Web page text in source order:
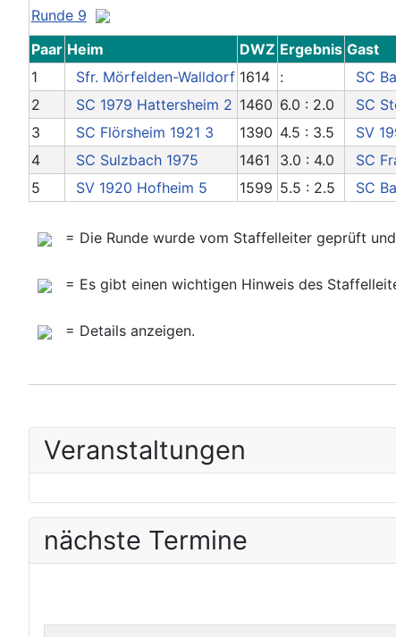
Runde 9
Paar Heim DWZ Ergebnis Gast
1
Sfr. Mörfelden-Walldorf 1614 : SC
2
SC 1979 Hattersheim 2 1460 6.0 : 2.0 SC
3
SC Flörsheim 1921 3 1390 4.5 : 3.5 SV
4
SC Sulzbach 1975 1461 3.0 : 4.0 SC
5
SV 1920 Hofheim 5 1599 5.5 : 2.5 SC
= Die Runde wurde vom Staffelleiter geprüft
= Es gibt einen wichtigen Hinweis des
= Details anzeigen.
Veranstaltungen
nächste Termine